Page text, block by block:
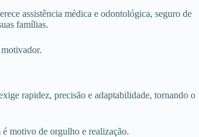
assistência médica e odontológica, seguro de
famílias.
rapidez, precisão e adaptabilidade, tornando o
motivo de orgulho e realização.